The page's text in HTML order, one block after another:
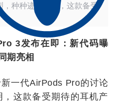
种种迹象表明，这款备受
3发布在即：新代码曝
期亮相
一代AirPods Pro的讨论
，这款备受期待的耳机产